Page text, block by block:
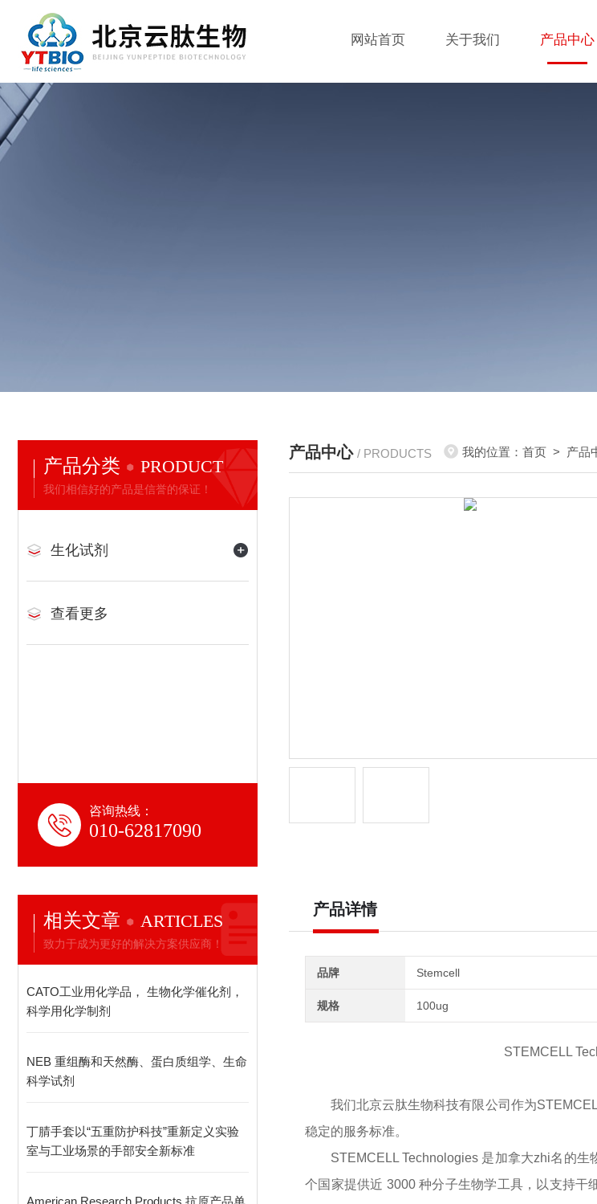
网站首页 关于我们 产品中心
产品分类 PRODUCT
我们相信好的产品是信誉的保证！
生化试剂
查看更多
咨询热线：
010-62817090
相关文章 ARTICLES
致力于成为更好的解决方案供应商！
CATO工业用化学品， 生物化学催化剂，
科学用化学制剂
NEB 重组酶和天然酶、蛋白质组学、生命
科学试剂
丁腈手套以“五重防护科技”重新定义实验
室与工业场景的手部安全新标准
American Research Products 抗原产品单
产品中心 / PRODUCTS 我的位置：首页 > 产品
产品详情
品牌 Stemcell
规格 100ug
STEMCELL
我们北京云肽生物科技有限公司作为
稳定的服务标准。
STEMCELL Technologies 是加拿大zhi名的
个国家提供近 3000 种分子生物学工具，以支持